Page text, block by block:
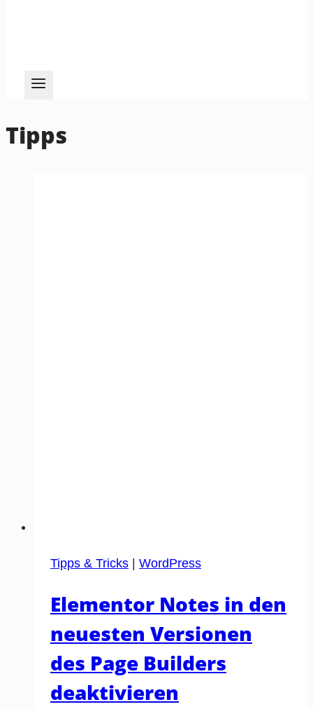
Tipps
Tipps & Tricks | WordPress
Elementor Notes in den
neuesten Versionen
des Page Builders
deaktivieren